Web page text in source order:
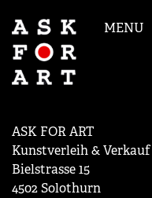
MENU
ASK FOR ART
Kunstverleih & Verkauf
Bielstrasse 15
4502 Solothurn